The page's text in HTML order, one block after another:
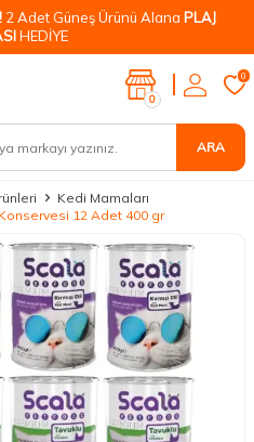
2 Adet Güneş Ürünü Alana PLAJ
HEDİYE
ARA
0
0
Kedi Mamaları
12 Adet 400 gr